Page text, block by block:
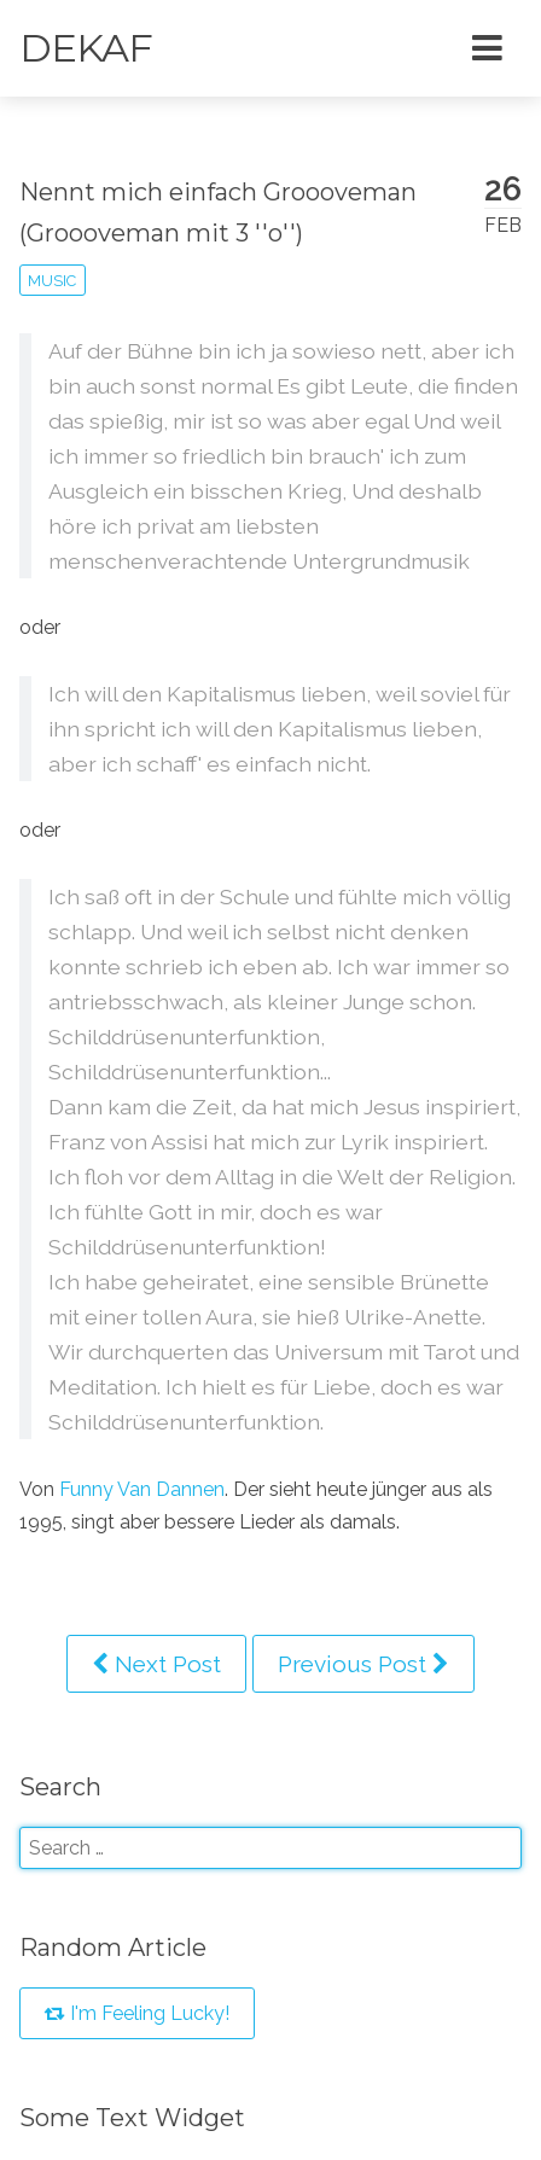
DEKAF
26
FEB
Nennt mich einfach Groooveman
(Groooveman mit 3 ''o'')
MUSIC
Auf der Bühne bin ich ja sowieso nett, aber ich
bin auch sonst normal Es gibt Leute, die finden
das spießig, mir ist so was aber egal Und weil
ich immer so friedlich bin brauch' ich zum
Ausgleich ein bisschen Krieg, Und deshalb
höre ich privat am liebsten
menschenverachtende Untergrundmusik
oder
Ich will den Kapitalismus lieben, weil soviel für
ihn spricht ich will den Kapitalismus lieben,
aber ich schaff' es einfach nicht.
oder
Ich saß oft in der Schule und fühlte mich völlig
schlapp. Und weil ich selbst nicht denken
konnte schrieb ich eben ab. Ich war immer so
antriebsschwach, als kleiner Junge schon.
Schilddrüsenunterfunktion,
Schilddrüsenunterfunktion...
Dann kam die Zeit, da hat mich Jesus inspiriert,
Franz von Assisi hat mich zur Lyrik inspiriert.
Ich floh vor dem Alltag in die Welt der Religion.
Ich fühlte Gott in mir, doch es war
Schilddrüsenunterfunktion!
Ich habe geheiratet, eine sensible Brünette
mit einer tollen Aura, sie hieß Ulrike-Anette.
Wir durchquerten das Universum mit Tarot und
Meditation. Ich hielt es für Liebe, doch es war
Schilddrüsenunterfunktion.
Von Funny Van Dannen. Der sieht heute jünger aus als
1995, singt aber bessere Lieder als damals.
Next Post Previous Post
Search
Random Article
I'm Feeling Lucky!
Some Text Widget